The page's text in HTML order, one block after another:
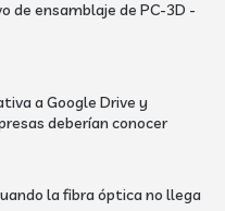
de ensamblaje de PC-3D -
a Google Drive y
deberían conocer
la fibra óptica no llega